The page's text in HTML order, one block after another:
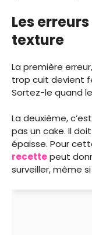
Les
texture
La première
trop cuit devient
Sortez-le quand
La deuxième,
pas un cake. Il
épaisse. Pour
recettepeut
surveiller, même